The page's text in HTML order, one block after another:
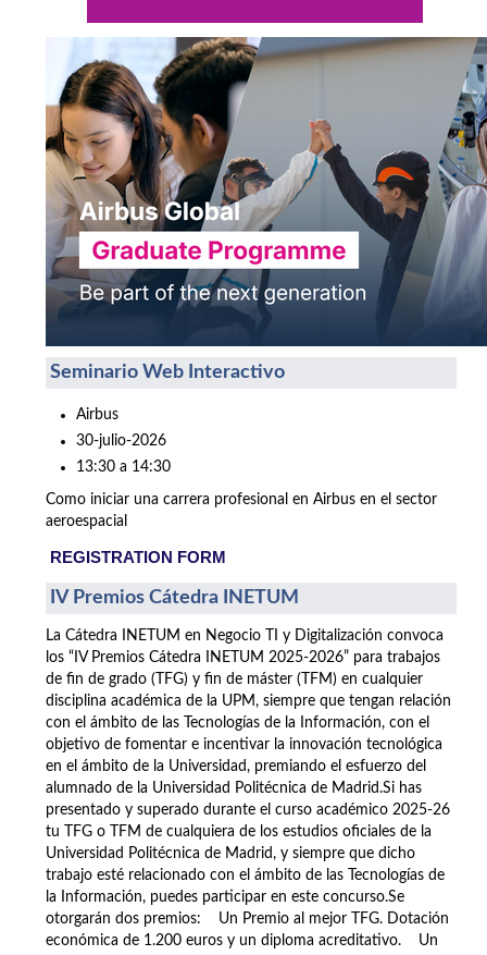
Seminario Web Interactivo
Airbus
30-julio-2026
13:30 a 14:30
Como iniciar una carrera profesional en Airbus en el sector
aeroespacial
REGISTRATION FORM
IV Premios Cátedra INETUM
La Cátedra INETUM en Negocio TI y Digitalización convoca
los “IV Premios Cátedra INETUM 2025-2026” para trabajos
de fin de grado (TFG) y fin de máster (TFM) en cualquier
disciplina académica de la UPM, siempre que tengan relación
con el ámbito de las Tecnologías de la Información, con el
objetivo de fomentar e incentivar la innovación tecnológica
en el ámbito de la Universidad, premiando el esfuerzo del
alumnado de la Universidad Politécnica de Madrid.Si has
presentado y superado durante el curso académico 2025-26
tu TFG o TFM de cualquiera de los estudios oficiales de la
Universidad Politécnica de Madrid, y siempre que dicho
trabajo esté relacionado con el ámbito de las Tecnologías de
la Información, puedes participar en este concurso.Se
otorgarán dos premios: Un Premio al mejor TFG. Dotación
económica de 1.200 euros y un diploma acreditativo. Un